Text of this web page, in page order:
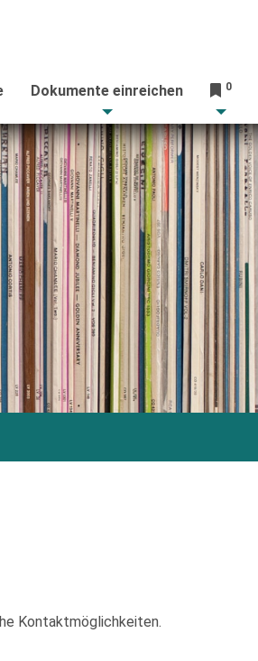
Dokumente einreichen 0
Kontaktmöglichkeiten.